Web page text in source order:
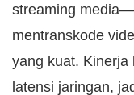
streaming
mentranskode
yang kuat. Kinerja
latensi jaringan,